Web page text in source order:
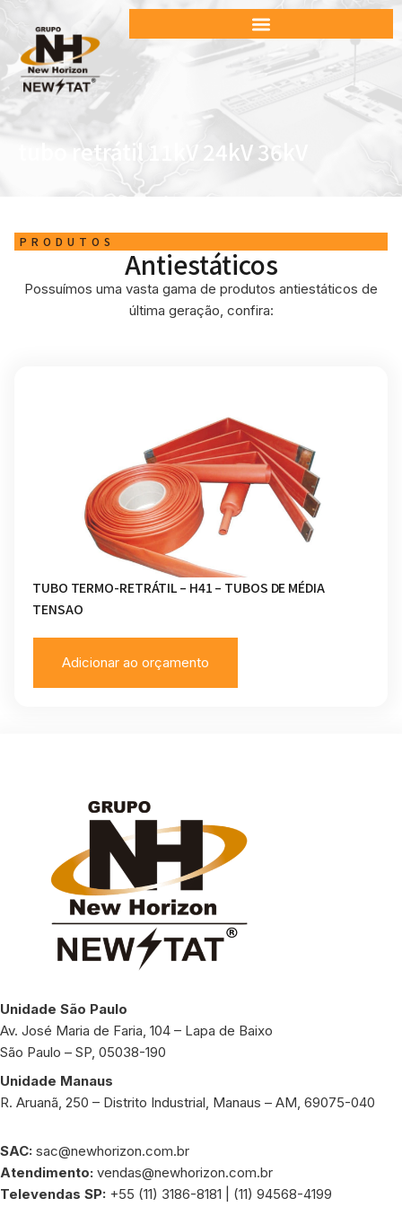
tubo retrátil 11kV 24kV 36kV
PRODUTOS
Antiestáticos
Possuímos uma vasta gama de produtos antiestáticos de
última geração, confira:
TUBO TERMO-RETRÁTIL – H41 – TUBOS DE MÉDIA
TENSAO
Adicionar ao orçamento
Unidade São Paulo
Av. José Maria de Faria, 104 – Lapa de Baixo
São Paulo – SP, 05038-190
Unidade Manaus
R. Aruanã, 250 – Distrito Industrial, Manaus – AM, 69075-040
SAC: sac@newhorizon.com.br
Atendimento: vendas@newhorizon.com.br
Televendas SP: +55 (11) 3186-8181 | (11) 94568-4199